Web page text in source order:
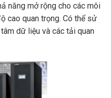
năng mở rộng cho các môi
cao quan trọng. Có thể sử
dữ liệu và các tải quan